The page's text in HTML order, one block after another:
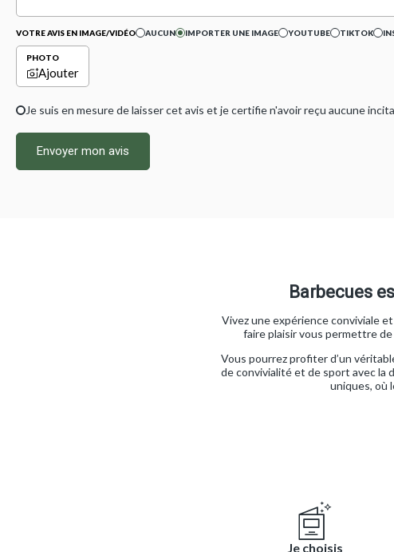
VOTRE AVIS EN IMAGE/VIDÉO AUCUN IMPORTER UNE IMAGE YOUTUBE TIKTOK
PHOTO
Ajouter
Je suis en mesure de laisser cet avis et je certifie n'avoir reçu aucune
Envoyer mon avis
Barbecues
Vivez une expérience conviviale
faire plaisir vous permettre
Vous pourrez profiter d’un
de convivialité et de sport avec la
uniques, où
Je choisis